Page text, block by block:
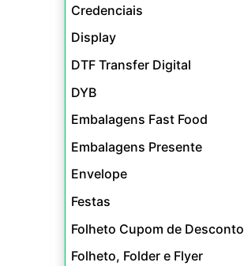
Credenciais
Display
DTF Transfer Digital
DYB
Embalagens Fast Food
Embalagens Presente
Envelope
Festas
Folheto Cupom de Desconto
Folheto, Folder e Flyer